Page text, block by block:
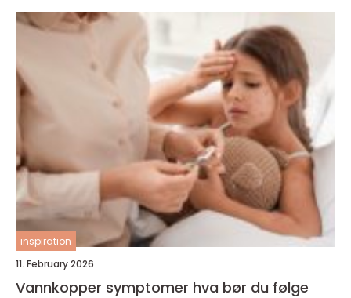
inspiration
11. February 2026
Vannkopper symptomer hva bør du følge